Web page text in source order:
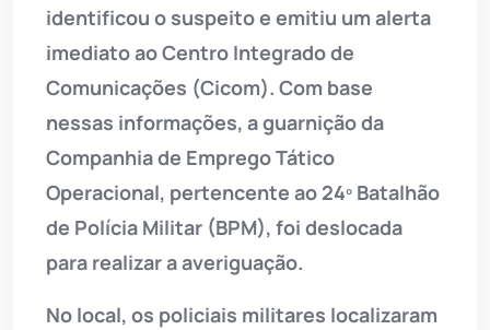
identificou o suspeito e emitiu um alerta
imediato ao Centro Integrado de
Comunicações (Cicom). Com base
nessas informações, a guarnição da
Companhia de Emprego Tático
Operacional, pertencente ao 24º Batalhão
de Polícia Militar (BPM), foi deslocada
para realizar a averiguação.
No local, os policiais militares localizaram